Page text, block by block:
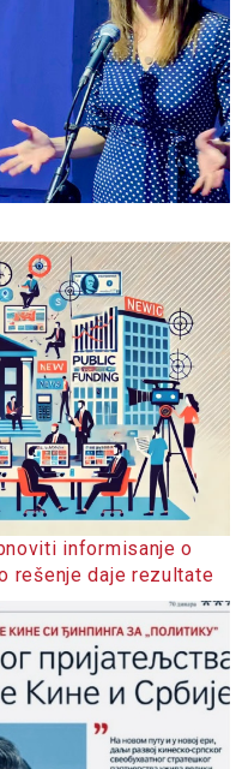
informisanje o
rešenje daje rezultate